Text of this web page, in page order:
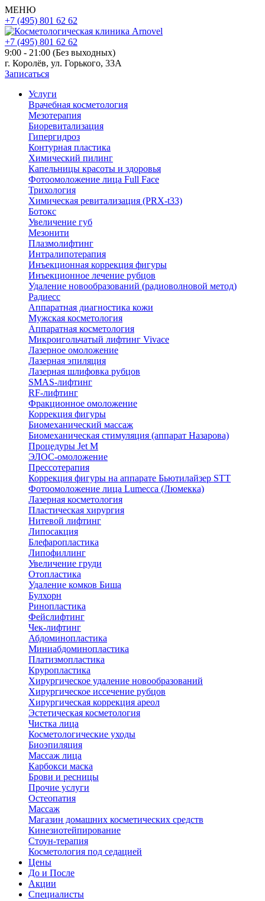
МЕНЮ
+7 (495) 801 62 62
+7 (495) 801 62 62
9:00 - 21:00 (Без выходных)
г. Королёв, ул. Горького, 33А
Записаться
Услуги
Врачебная косметология
Мезотерапия
Биоревитализация
Гипергидроз
Контурная пластика
Химический пилинг
Капельницы красоты и здоровья
Фотоомоложение лица Full Face
Трихология
Химическая ревитализация (PRX-t33)
Ботокс
Увеличение губ
Мезонити
Плазмолифтинг
Интралипотерапия
Инъекционная коррекция фигуры
Инъекционное лечение рубцов
Удаление новообразований (радиоволновой метод)
Радиесс
Аппаратная диагностика кожи
Мужская косметология
Аппаратная косметология
Микроигольчатый лифтинг Vivace
Лазерное омоложение
Лазерная эпиляция
Лазерная шлифовка рубцов
SMAS-лифтинг
RF-лифтинг
Фракционное омоложение
Коррекция фигуры
Биомеханический массаж
Биомеханическая стимуляция (аппарат Назарова)
Процедуры Jet M
ЭЛОС-омоложение
Прессотерапия
Коррекция фигуры на аппарате Бьютилайзер STT
Фотоомоложение лица Lumecca (Люмекка)
Лазерная косметология
Пластическая хирургия
Нитевой лифтинг
Липосакция
Блефаропластика
Липофиллинг
Увеличение груди
Отопластика
Удаление комков Биша
Булхорн
Ринопластика
Фейслифтинг
Чек-лифтинг
Абдоминопластика
Миниабдоминопластика
Платизмопластика
Круропластика
Хирургическое удаление новообразований
Хирургическое иссечение рубцов
Хирургическая коррекция ареол
Эстетическая косметология
Чистка лица
Косметологические уходы
Биоэпиляция
Массаж лица
Карбокси маска
Брови и ресницы
Прочие услуги
Остеопатия
Массаж
Магазин домашних косметических средств
Кинезиотейпирование
Стоун-терапия
Косметология под седацией
Цены
До и После
Акции
Специалисты